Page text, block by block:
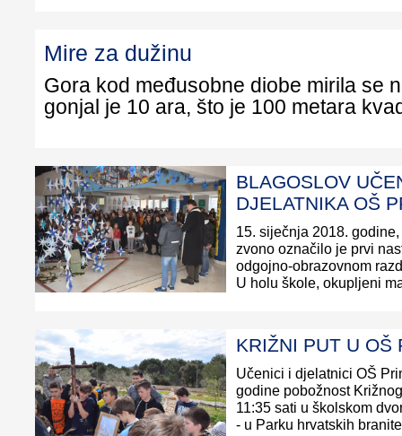
Mire za dužinu
Gora kod međusobne diobe mirila se
gonjal je 10 ara, što je 100 metara
BLAGOSLOV
DJELATNIKA OŠ
15. siječnja 2018.
zvono označilo je prvi
odgojno-obrazovnom
U holu škole, okupljeni
KRIŽNI PUT U OŠ
Učenici i djelatnici OŠ
godine pobožnost
11:35 sati u školskom
- u Parku hrvatskih